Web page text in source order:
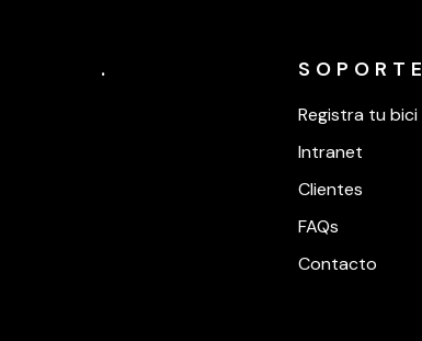
. SOPORTE
Registra tu bici
Intranet
Clientes
FAQs
Contacto